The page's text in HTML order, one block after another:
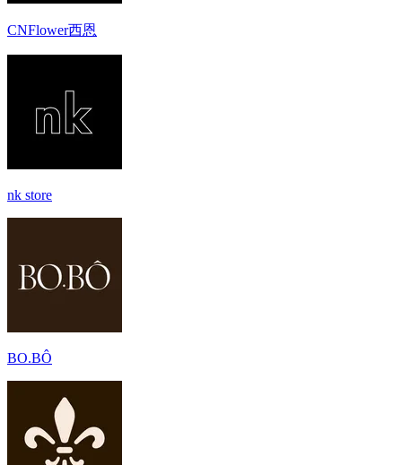
CNFlower西恩
nk store
BO.BÔ